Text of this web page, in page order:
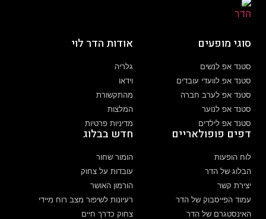
סוגי מופעים
סטנד אפ לנשים
סטנד אפ לוועדי עובדים
סטנד אפ לערב חברה
סטנד אפ לנוער
סטנד אפ לילדים
אודות הדר לוי
גלריה
וידאו
מהתקשורת
המלצות
מדיניות פרטיות
דפים פופולאריים
לוח הופעות
הבלוג של הדר
יצירת קשר
עמוד הפייסבוק של הדר
האינסטגרם של הדר
חדש בבלוג
הומור שחור
עובדות על צחוק
הורמון האושר
רעיונות לשיפור מצב רוח מיידי
צחוק כדרך חיים